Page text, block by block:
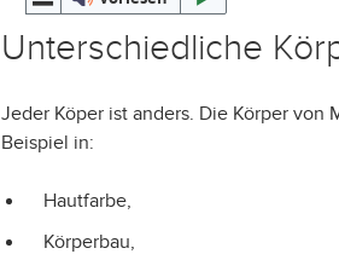
Unterschiedliche
Jeder Köper ist anders. Die Körper von
Beispiel in:
Hautfarbe,
Körperbau,